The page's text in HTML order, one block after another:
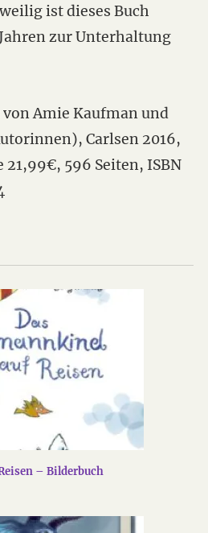
ist dieses Buch
zur Unterhaltung
von Amie Kaufman und
Carlsen 2016,
21,99€, 596 Seiten, ISBN
– Bilderbuch